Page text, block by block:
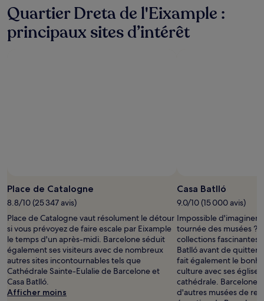
24 dernières
heures
sur
la
susceptibles
changer.
Des
conditions
supplémentaires
peuvent
s’appliquer.
Quartier Dreta de l'Eixample :
principaux sites d’intérêt
Place de Catalogne
8.8/10 (25 347 avis)
Place de Catalogne vaut résolument le détour
si vous prévoyez de faire escale par Eixample
le temps d'un après-midi. Barcelone séduit
également ses visiteurs avec de nombreux
autres sites incontournables tels que
Cathédrale Sainte-Eulalie de Barcelone et
Casa Batlló.
Afficher moins
Casa Batlló
9.0/10 (15 000 avis)
Impossible d'imaginer
tournée des musées ?
collections fascinantes
Batlló avant de quitter
fait également le
culture avec ses
cathédrale. Barcelone
d'autres musées de